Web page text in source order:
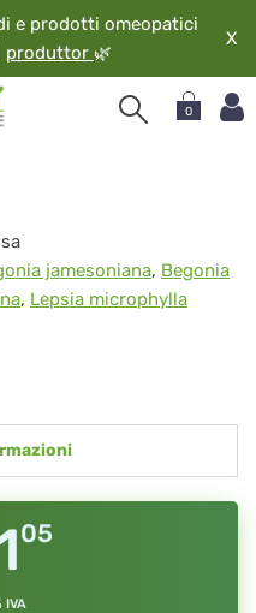
e prodotti omeopatici
produttor 🌿
X
0
jamesoniana, Begonia
, Lepsia microphylla
05
IVA